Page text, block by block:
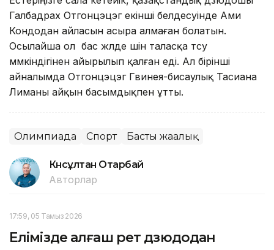
Галбадрах Отгонцэцэг екінші белдесуінде Ами
Кондодан айласын асыра алмаған болатын.
Осылайша ол бас жүлде үшін таласқа түсу
мүмкіндігінен айырылып қалған еді. Ал бірінші
айналымда Отгонцэцэг Гвинея-бисаулық Тасиана
Лиманы айқын басымдықпен ұтты.
Олимпиада Спорт Басты жаңалық
Күнсұлтан Отарбай
Авторлар
17:59, 05 Тамыз 2026
Елімізде алғаш рет дзюдодан